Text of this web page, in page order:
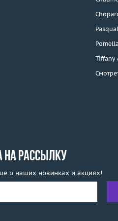
Tiffany
НА РАССЫЛКУ
о наших новинках и акциях!